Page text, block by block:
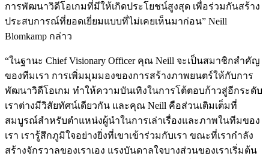
การพัฒนาวิดีโอเกมที่มีให้เกิดประโยชน์สูงสุด เพื่อร่วมกันสร้าง
ประสบการณ์ที่ยอดเยี่ยมแบบที่ไม่เคยเห็นมาก่อน” Neill
Blomkamp กล่าว
“ในฐานะ Chief Visionary Officer คุณ Neill จะเป็นสมาชิกสำคัญ
ของทีมเรา การเพิ่มมุมมองของการสร้างภาพยนตร์ให้กับการ
พัฒนาวิดีโอเกม ทำให้ความบันเทิงในการโต้ตอบก้าวสู่อีกระดับ
เราต่างมีวิสัยทัศน์เดียวกัน และคุณ Neill คือส่วนเติมเต็มที่
สมบูรณ์สำหรับตำแหน่งผู้นำในการเล่าเรื่องและภาพในทีมของ
เรา เรารู้สึกภูมิใจอย่างยิ่งที่เขาเข้าร่วมกับเรา ขณะที่เรากำลัง
สร้างจักรวาลของเราเอง แรงบันดาลใจบางส่วนของเราเริ่มต้น